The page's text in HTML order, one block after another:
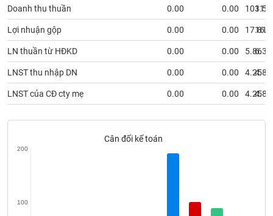
Doanh thu thuần 0.00 0.00 103.58
Lợi nhuận gộp 0.00 0.00 17.81
LN thuần từ HĐKD 0.00 0.00 5.866.38
LNST thu nhập DN 0.00 0.00 4.254.84
LNST của CĐ cty mẹ 0.00 0.00 4.254.84
Cân đối kế toán
100
200
Báo
cáo
phân
tích
(-)
Thuật
ngữ
Dịch